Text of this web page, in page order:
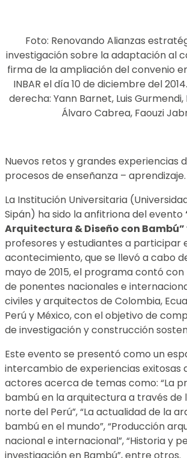
Foto: Renovando Alianzas
investigación sobre la adaptación al
firma de la ampliación del convenio
INBAR el día 10 de diciembre del
derecha: Yann Barnet, Luis
Álvaro Cabrea, Faouzi
Nuevos retos y grandes experiencias
procesos de enseñanza – aprendizaje.
La Institución Universitaria
Sipán) ha sido la anfitriona del evento
Arquitectura & Diseño con Bambú”
profesores y estudiantes a participar
acontecimiento, que se llevó a cabo
mayo de 2015, el programa contó
de ponentes nacionales e
civiles y arquitectos de Colombia,
Perú y México, con el objetivo de
de investigación y construcción
Este evento se presentó como un
intercambio de experiencias exitosas
actores acerca de temas como: “La
bambú en la arquitectura a través de
norte del Perú”, “La actualidad de la
bambú en el mundo”, “Producción
nacional e internacional”, “Historia y
investigación en Bambú”, entre otros.